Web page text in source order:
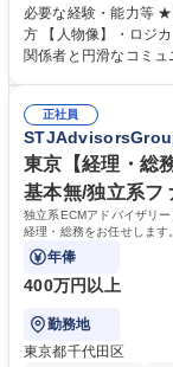
務 ■営業部門の企画スタッフ、ルート
ポジションで一定期間
鑑みてジョブローテー
表するインフラ企業 #
必要な経験・能力等
方 【人物像】・ロジ
関係者と円滑なコミュニケーショ
72.html ■エネルギー
甚大化など、これまで
「未来の日常」の創
す。 学歴・資格 学
正社員
東京【経理・総
基本無/独立系フ
独立系ECMアドバイザリ
経理・総務をお任せします
任担当として広く活躍でき
年俸
400万円以上
勤務地
東京都千代田区